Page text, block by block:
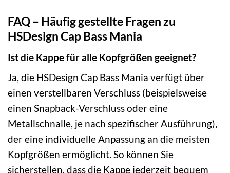
FAQ – Häufig gestellte Fragen zu
HSDesign Cap Bass Mania
Ist die Kappe für alle Kopfgrößen geeignet?
Ja, die HSDesign Cap Bass Mania verfügt über
einen verstellbaren Verschluss (beispielsweise
einen Snapback-Verschluss oder eine
Metallschnalle, je nach spezifischer Ausführung),
der eine individuelle Anpassung an die meisten
Kopfgrößen ermöglicht. So können Sie
sicherstellen, dass die Kappe jederzeit bequem